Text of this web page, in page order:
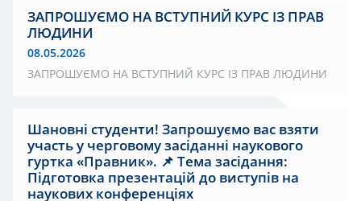
ЗАПРОШУЄМО НА ВСТУПНИЙ КУРС ІЗ ПРАВ
ЛЮДИНИ
08.05.2026
ЗАПРОШУЄМО НА ВСТУПНИЙ КУРС ІЗ ПРАВ ЛЮДИНИ
Шановні студенти! Запрошуємо вас взяти
участь у черговому засіданні наукового
гуртка «Правник». 📌 Тема засідання:
Підготовка презентацій до виступів на
наукових конференціях